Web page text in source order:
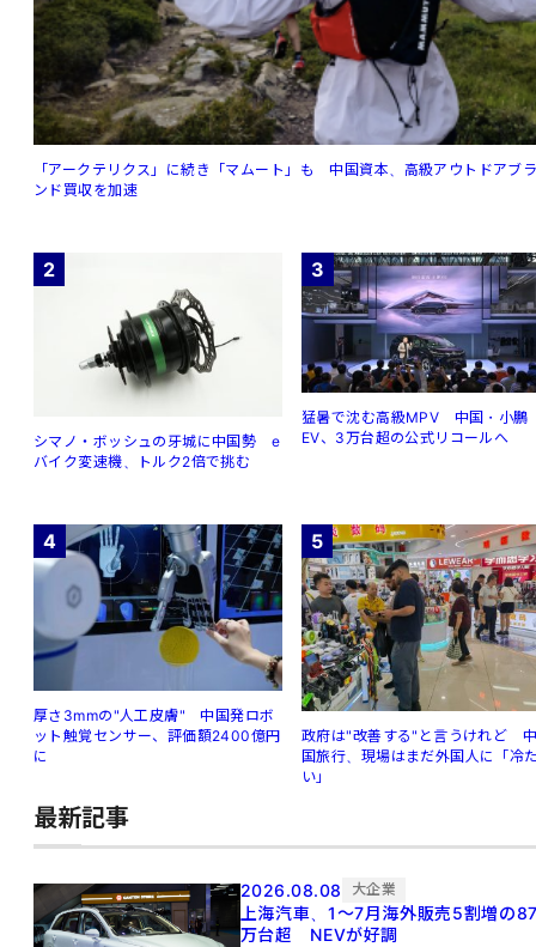
「アークテリクス」に続き「マムート」も 中国資本、高級アウトドアブ
ンド買収を加速
2
シマノ・ボッシュの牙城に中国勢 e
バイク変速機、トルク2倍で挑む
3
猛暑で沈む高級MPV 中国・小鵬
EV、3万台超の公式リコールへ
4
厚さ3mmの"人工皮膚" 中国発ロボ
ット触覚センサー、評価額2400億円
に
5
政府は"改善する"と言うけれど
国旅行、現場はまだ外国人に「冷
い」
最新記事
2026.08.08 大企業
上海汽車、1～7月海外販売5割増の
万台超 NEVが好調